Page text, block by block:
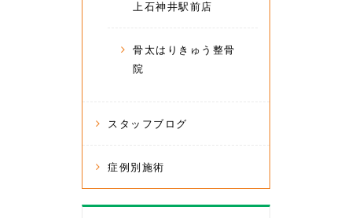
上石神井駅前店
骨太はりきゅう整骨
院
スタッフブログ
症例別施術